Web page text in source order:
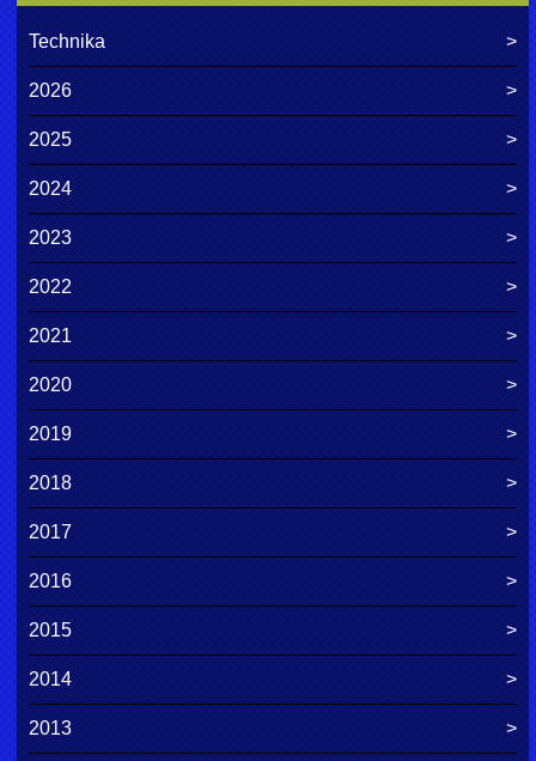
Technika
2026
2025
2024
2023
2022
2021
2020
2019
2018
2017
2016
2015
2014
2013